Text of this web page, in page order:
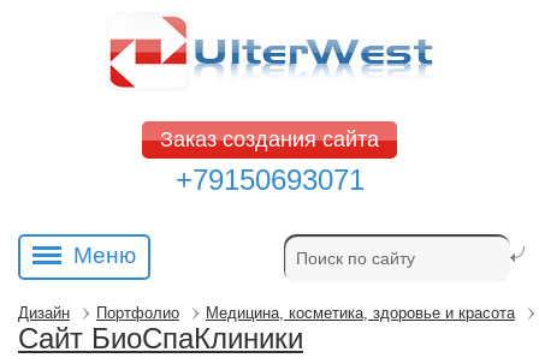
Заказ создания сайта
+79150693071
Меню
Дизайн Портфолио Медицина, косметика, здоровье и красота
Сайт БиоСпаКлиники